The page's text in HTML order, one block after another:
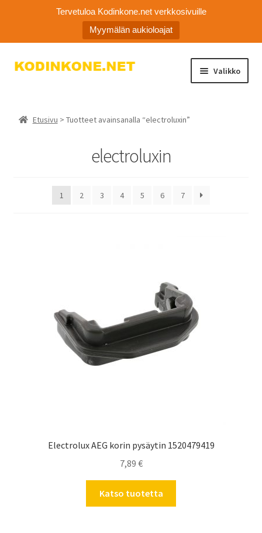
Tervetuloa Kodinkone.net verkkosivuille
Myymälän aukioloajat
Siirry
Siirry
Valikko
Asiakaspalvelu
Etusivu > Tuotteet avainsanalla “electroluxin”
electroluxin
1 2 3 4 5 6 7
Electrolux AEG korin pysäytin 1520479419
7,89 €
Katso tuotetta